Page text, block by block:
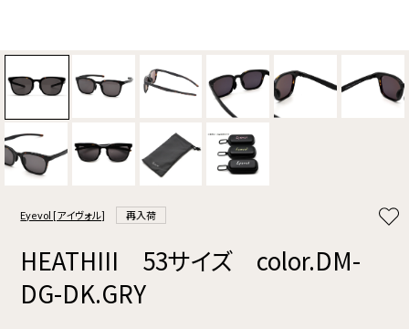
Eyevol [アイヴォル] 再入荷
HEATHIII 53サイズ color.DM-
DG-DK.GRY